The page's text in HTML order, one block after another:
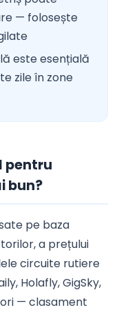
— folosește
este esențială
zile în zone
pentru
bun?
pe baza
a prețului
circuite rutiere
Holafly, GigSky,
— clasament